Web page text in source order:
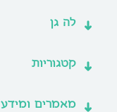
לה גן
קטגוריות
מאמרים ומידע